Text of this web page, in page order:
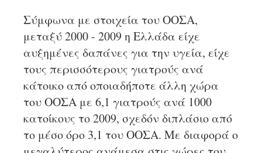
Σύμφωνα με στοιχεία του OOΣΑ,
μεταξύ 2000 - 2009 η Ελλάδα είχε
αυξημένες δαπάνες για την υγεία, είχε
τους περισσότερους γιατρούς ανά
κάτοικο από οποιαδήποτε άλλη χώρα
του ΟΟΣΑ με 6,1 γιατρούς ανά 1000
κατοίκους το 2009, σχεδόν διπλάσιο από
το μέσο όρο 3,1 του ΟΟΣΑ. Με διαφορά ο